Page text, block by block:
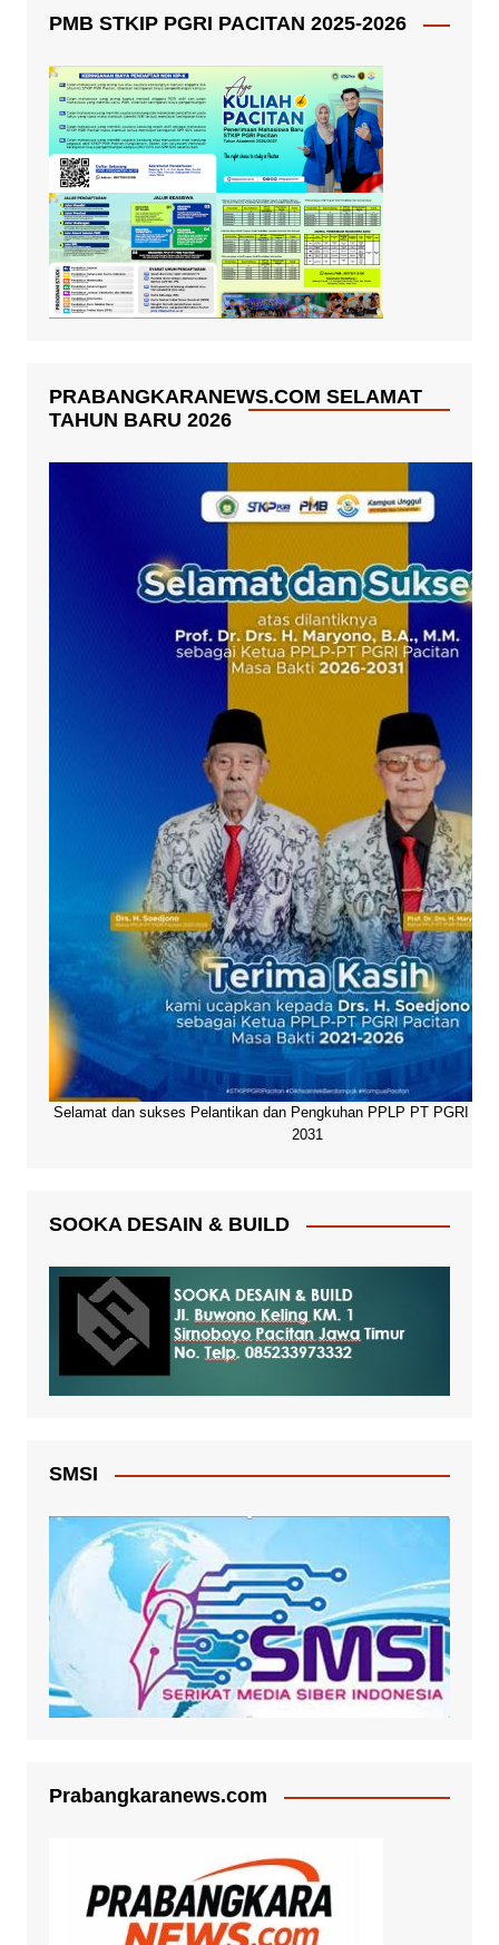
PMB STKIP PGRI PACITAN 2025-2026
PRABANGKARANEWS.COM SELAMAT
TAHUN BARU 2026
Selamat dan sukses Pelantikan dan Pengkuhan PPLP PT PGRI
2031
SOOKA DESAIN & BUILD
SMSI
Prabangkaranews.com